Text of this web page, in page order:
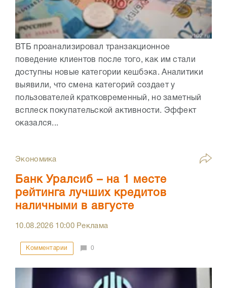
ВТБ проанализировал транзакционное
поведение клиентов после того, как им стали
доступны новые категории кешбэка. Аналитики
выявили, что смена категорий создает у
пользователей кратковременный, но заметный
всплеск покупательской активности. Эффект
оказался...
Экономика
Банк Уралсиб – на 1 месте
рейтинга лучших кредитов
наличными в августе
10.08.2026 10:00Реклама
Комментарии 0